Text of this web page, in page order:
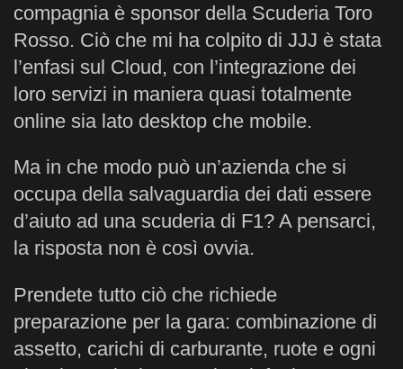
compagnia è sponsor della Scuderia Toro
Rosso. Ciò che mi ha colpito di JJJ è stata
l’enfasi sul Cloud, con l’integrazione dei
loro servizi in maniera quasi totalmente
online sia lato desktop che mobile.
Ma in che modo può un’azienda che si
occupa della salvaguardia dei dati essere
d’aiuto ad una scuderia di F1? A pensarci,
la risposta non è così ovvia.
Prendete tutto ciò che richiede
preparazione per la gara: combinazione di
assetto, carichi di carburante, ruote e ogni